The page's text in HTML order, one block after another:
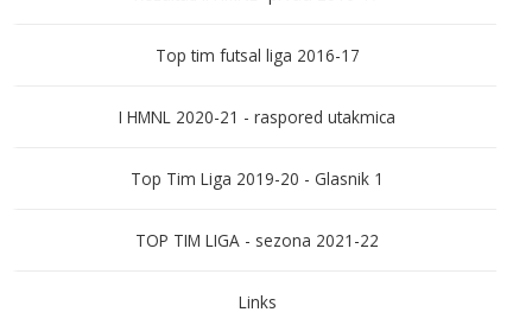
Top tim futsal liga 2016-17
I HMNL 2020-21 - raspored utakmica
Top Tim Liga 2019-20 - Glasnik 1
TOP TIM LIGA - sezona 2021-22
Links